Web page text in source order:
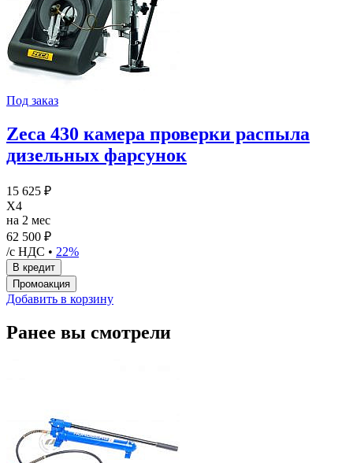
Под заказ
Zeca 430 камера проверки распыла
дизельных фарсунок
15 625 ₽
X4
на 2 мес
62 500 ₽
/с НДС • 22%
Добавить в корзину
Ранее вы смотрели